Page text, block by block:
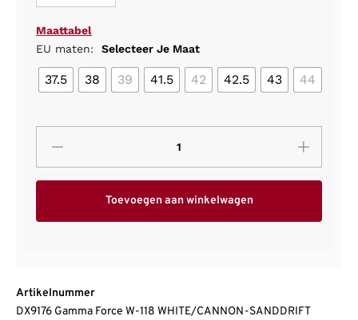
Maattabel
EU maten:
Selecteer Je Maat
37.5 38 39 41.5 42 42.5 43 44
Toevoegen aan winkelwagen
Artikelnummer
DX9176 Gamma Force W-118 WHITE/CANNON-SANDDRIFT